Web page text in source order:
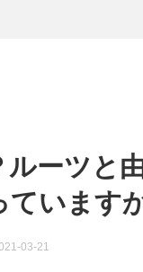
ルーツと
ています
03-21